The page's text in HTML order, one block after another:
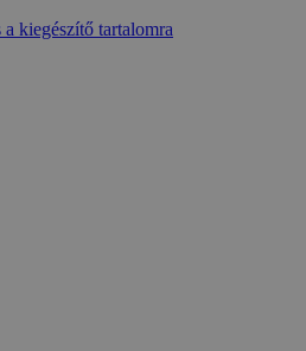
a kiegészítő tartalomra